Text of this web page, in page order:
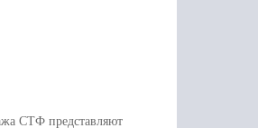
СТФ представляют